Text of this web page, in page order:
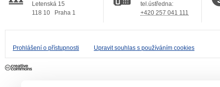
Letenská 15
118 10
Praha 1
tel.ústředna:
+420 257 041 111
Prohlášení o přístupnosti Upravit souhlas s používáním cookies